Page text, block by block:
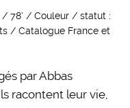
78’ / Couleur / statut :
/ Catalogue France et
par Abbas
racontent leur vie,